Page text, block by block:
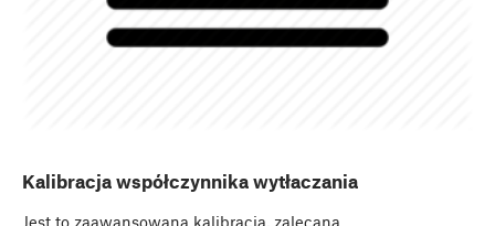
Kalibracja współczynnika wytłaczania
Jest to zaawansowana kalibracja, zalecana